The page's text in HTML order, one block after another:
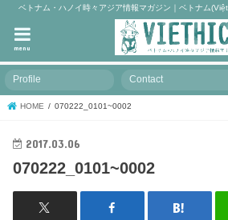
ベトナム・ハノイ時々アジア情報マガジン｜ベトナム
menu
Profile Contact
HOME 070222_0101~0002
2017.03.06
070222_0101~0002